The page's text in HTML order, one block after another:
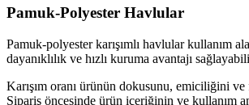
Pamuk-Polyester Havlular
Pamuk-polyester karışımlı havlular kullanım
dayanıklılık ve hızlı kuruma avantajı
Karışım oranı ürünün dokusunu, emiciliğini ve
Sipariş öncesinde ürün içeriğinin ve kullanım